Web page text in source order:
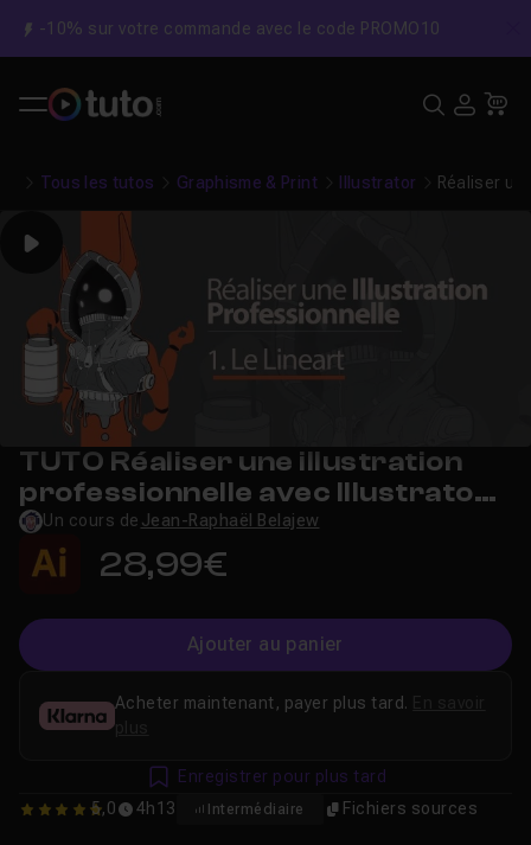
-10% sur votre commande avec le code PROMO10
Tous les tutos Graphisme & Print Illustrator Réaliser
Play
TUTO Réaliser une illustration
professionnelle avec Illustrator -
Lineart
Un cours de Jean-Raphaël Belajew
28,99€
Ajouter au panier
5 5,0 4h13 Intermédiaire Fichiers sources
Acheter maintenant, payer plus tard.
plus
Enregistrer pour plus tard